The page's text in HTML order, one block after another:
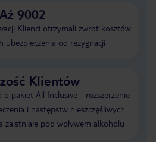
Aż 9002
Klienci otrzymali zwrot kosztów
ubezpieczenia od rezygnacji
Klientów
o pakiet All Inclusive - rozszerzenie
i następstw nieszczęśliwych
pod wpływem alkoholu